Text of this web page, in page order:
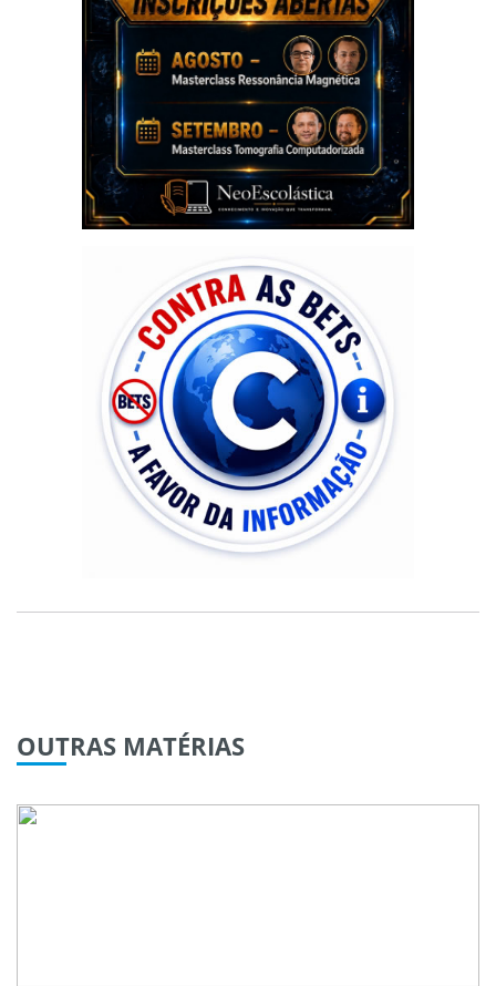
OUTRAS MATÉRIAS